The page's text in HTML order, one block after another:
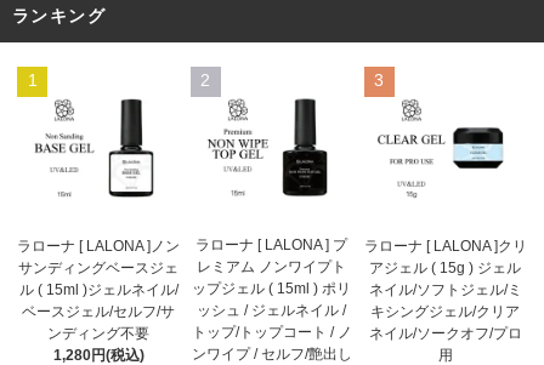
ランキング
1
ラローナ [ LALONA ]ノン
サンディングベースジェ
ル ( 15ml )ジェルネイル/
ベースジェル/セルフ/サ
ンディング不要
1,280円(税込)
2
ラローナ [ LALONA ] プ
レミアム ノンワイプト
ップジェル ( 15ml ) ポリ
ッシュ / ジェルネイル /
トップ/トップコート / ノ
ンワイプ / セルフ/艶出し
3
ラローナ [ LALONA ]クリ
アジェル ( 15g ) ジェル
ネイル/ソフトジェル/ミ
キシングジェル/クリア
ネイル/ソークオフ/プロ
用